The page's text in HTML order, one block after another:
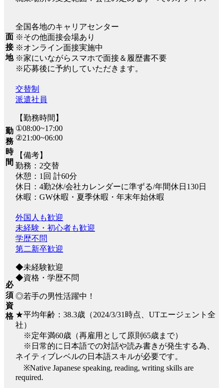
面
接
地
全国各地のキャリアセンター
※その他面接会場あり
※オンライン面接実施中
※家にいながらスマホで面接＆履歴書不要
※応募後に予約していただきます。
勤
務
時
間
交替制
派遣社員
【勤務時間】
①08:00~17:00
②21:00~06:00
【備考】
勤務：2交替
休憩：1回 計60分
休日：4勤2休/会社カレンダーに準ずる/年間休日130日
休暇：GW休暇・夏季休暇・年末年始休暇
必
須
資
格
外国人も歓迎
未経験・初心者も歓迎
学歴不問
第二新卒歓迎
◆未経験歓迎
◆資格・学歴不問
◎若手の男性活躍中！
★平均年齢：38.3歳（2024/3/31時点、UTエージェント全
社）
※定年満60歳（再雇用として原則65歳まで）
※日常的に日本語での対話や読み書きが発生する為、
ネイティブレベルの日本語スキルが必要です。
※Native Japanese speaking, reading, writing skills are
required.